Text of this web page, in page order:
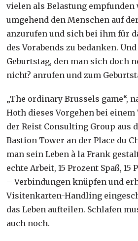
vielen als Belastung empfunden
umgehend den Menschen auf
anzurufen und sich bei ihm für
des Vorabends zu bedanken.
Geburtstag, den man sich doch
nicht? anrufen und zum
„The ordinary Brussels game“,
Hoth dieses Vorgehen bei
der Reist Consulting Group aus
Bastion Tower an der Place du
man sein Leben à la Frank
echte Arbeit, 15 Prozent Spaß,
– Verbindungen knüpfen und
Visitenkarten-Handling
das Leben aufteilen. Schlafen
auch noch.